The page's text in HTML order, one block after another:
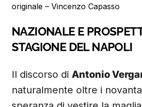
originale – Vincenzo Capasso
NAZIONALE E
STAGIONE DEL NAPOLI
Il discorso di Antonio
naturalmente oltre i